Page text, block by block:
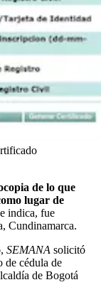
de lo que
lugar de
indica, fue
Cundinamarca.
SEMANA solicitó
de cédula de
de Bogotá